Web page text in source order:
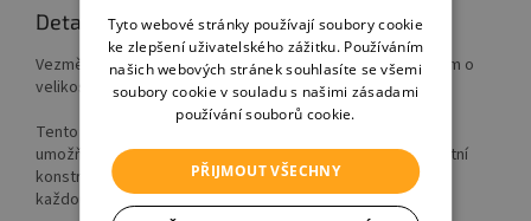
Detailní popis produktu
Vezměte si kontrolu nad staveništěm s naším RC sklápěčem o
velikosti 19,5 cm!
Tento model přináší zábavu s dálkovým ovládáním, které
umožňuje snadné řízení a funkci sklápěcí korby. Díky robustní
konstrukci a kvalitnímu zpracování je sklápěč připraven na
každou výzvu.
Tyto webové stránky používají soubory cookie
ke zlepšení uživatelského zážitku. Používáním
našich webových stránek souhlasíte se všemi
soubory cookie v souladu s našimi zásadami
používání souborů cookie.
PŘIJMOUT VŠECHNY